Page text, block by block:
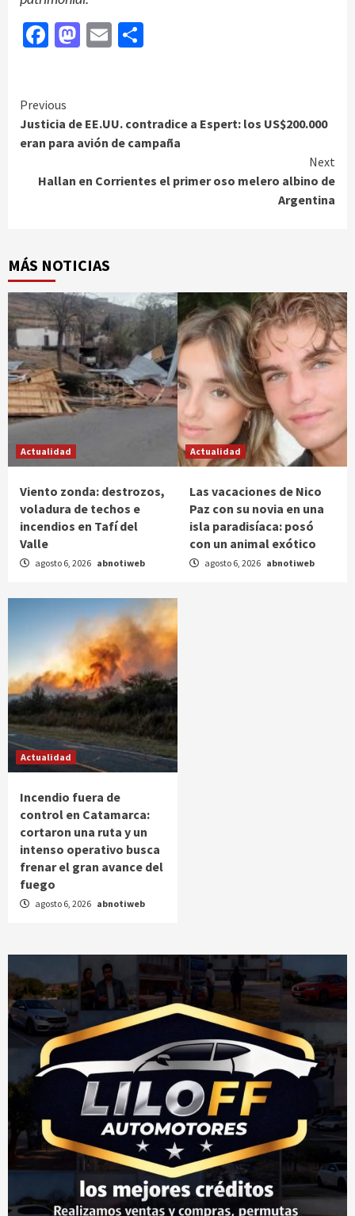
Facebook
Mastodon
Email
Continue
Reading
Previous
Justicia de EE.UU. contradice a Espert: los US$200.000
eran para avión de campaña
Next
Hallan en Corrientes el primer oso melero albino de
Argentina
MÁS NOTICIAS
Actualidad
Viento zonda: destrozos,
voladura de techos e
incendios en Tafí del
Valle
agosto 6, 2026 abnotiweb
Actualidad
Las vacaciones de Nico
Paz con su novia en una
isla paradisíaca: posó
con un animal exótico
agosto 6, 2026 abnotiweb
Actualidad
Incendio fuera de
control en Catamarca:
cortaron una ruta y un
intenso operativo busca
frenar el gran avance del
fuego
agosto 6, 2026 abnotiweb